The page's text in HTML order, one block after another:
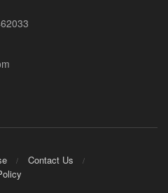
Contact Us